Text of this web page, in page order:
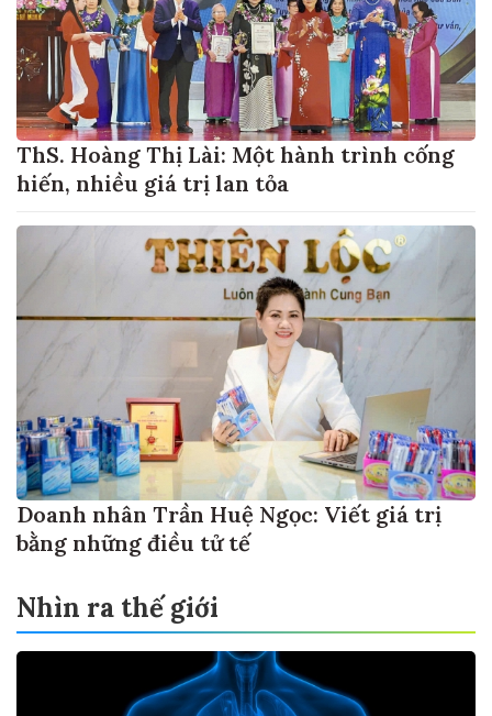
ThS. Hoàng Thị Lài: Một hành trình cống
hiến, nhiều giá trị lan tỏa
Doanh nhân Trần Huệ Ngọc: Viết giá trị
bằng những điều tử tế
Nhìn ra thế giới